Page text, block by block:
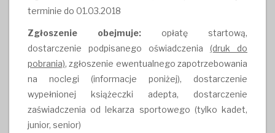
terminie do 01.03.2018
Zgłoszenie obejmuje: opłatę startową,
dostarczenie podpisanego oświadczenia (druk do
pobrania), zgłoszenie ewentualnego zapotrzebowania
na noclegi (informacje poniżej), dostarczenie
wypełnionej książeczki adepta, dostarczenie
zaświadczenia od lekarza sportowego (tylko kadet,
junior, senior)